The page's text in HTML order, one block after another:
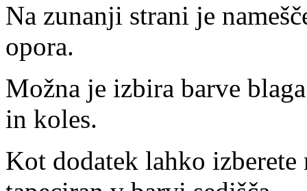
Na zunanji strani je
opora.
Možna je izbira barve
in koles.
Kot dodatek lahko